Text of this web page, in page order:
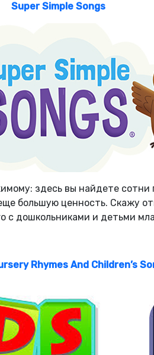
Super Simple Songs
здесь вы найдете
большую ценность. Скажу
с дошкольниками и детьми
Rhymes And Children’s